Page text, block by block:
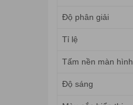
Độ phân giải
Tỉ lệ
Tấm nền màn hình
Độ sáng